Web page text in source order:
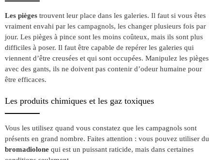
Les pièges trouvent leur place dans les galeries. Il faut si vous êtes
vraiment envahi par les campagnols, les changer plusieurs fois par
jour. Les pièges à pince sont les moins coûteux, mais ils sont plus
difficiles à poser. Il faut être capable de repérer les galeries qui
viennent d’être creusées et qui sont occupées. Manipulez les pièges
avec des gants, ils ne doivent pas contenir d’odeur humaine pour
être efficaces.
Les produits chimiques et les gaz toxiques
Vous les utilisez quand vous constatez que les campagnols sont
présents en grand nombre. Faites attention : vous pouvez utiliser du
bromadiolone qui est un puissant raticide, mais dans certaines